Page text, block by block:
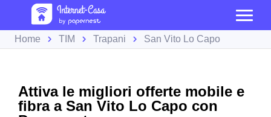
Home TIM Trapani San Vito Lo Capo